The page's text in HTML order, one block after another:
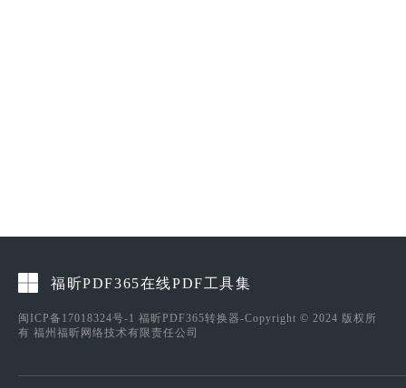
福昕PDF365在线PDF工具集
闽ICP备17018324号-1 福昕PDF365转换器-Copyright © 2024 版权所
有 福州福昕网络技术有限责任公司